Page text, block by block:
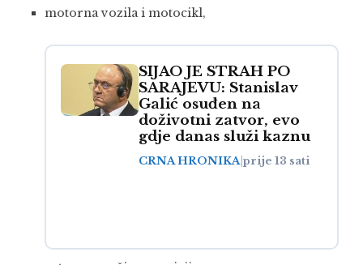
motorna vozila i motocikl,
SIJAO JE STRAH PO
SARAJEVU: Stanislav
Galić osuđen na
doživotni zatvor, evo
gdje danas služi kaznu
CRNA HRONIKAprije 13 sati